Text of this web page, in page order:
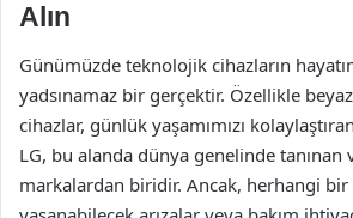
Alın
Günümüzde teknolojik cihazların
yadsınamaz bir gerçektir. Özellikle
cihazlar, günlük yaşamımızı
LG, bu alanda dünya genelinde tanınan
markalardan biridir. Ancak, herhangi bir